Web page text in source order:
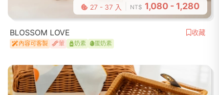
27 - 37 入 NT$ 1,080 - 1,280
BLOSSOM LOVE 收藏
內容可客製 葷 奶素 蛋奶素